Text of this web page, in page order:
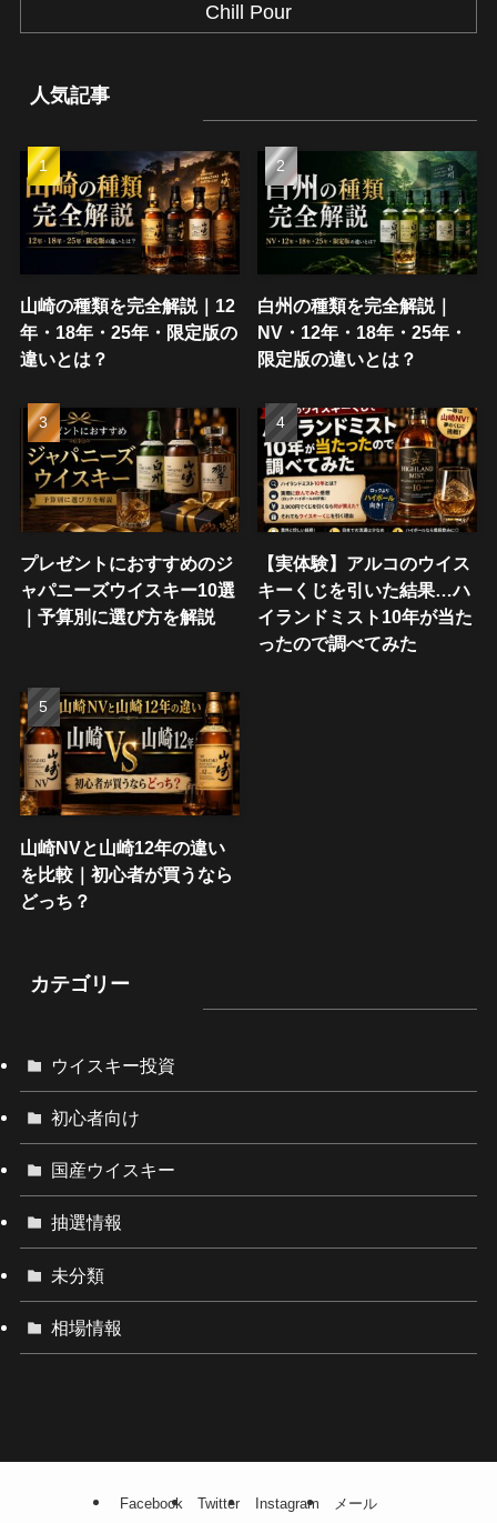
Chill Pour
人気記事
山崎の種類を完全解説｜12
年・18年・25年・限定版の
違いとは？
白州の種類を完全解説｜
NV・12年・18年・25年・
限定版の違いとは？
プレゼントにおすすめのジ
ャパニーズウイスキー10選
｜予算別に選び方を解説
【実体験】アルコのウイス
キーくじを引いた結果…ハ
イランドミスト10年が当た
ったので調べてみた
山崎NVと山崎12年の違い
を比較｜初心者が買うなら
どっち？
カテゴリー
ウイスキー投資
初心者向け
国産ウイスキー
抽選情報
未分類
相場情報
Facebook Twitter Instagram メール